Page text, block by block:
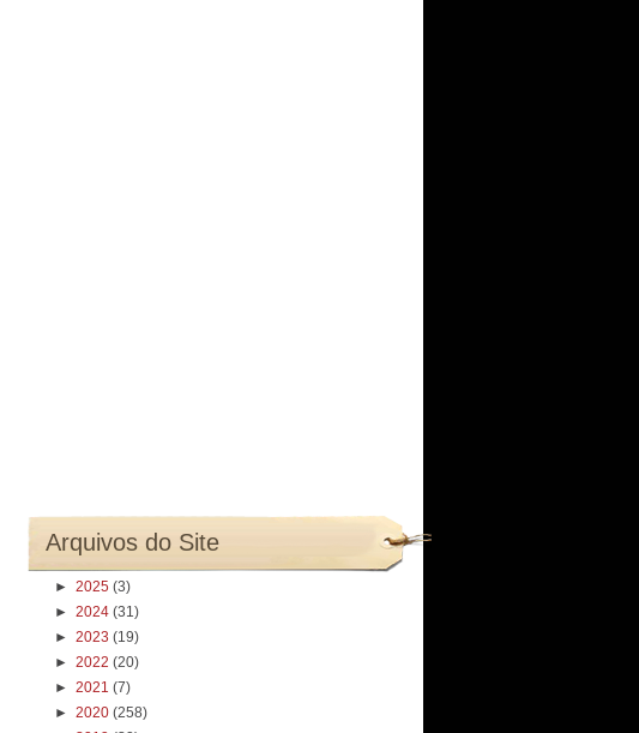
Arquivos do Site
► 2025 (3)
► 2024 (31)
► 2023 (19)
► 2022 (20)
► 2021 (7)
► 2020 (258)